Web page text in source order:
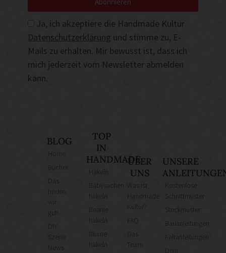
Ja, ich akzeptiere die Handmade Kultur
Datenschutzerklärung und stimme zu, E-
Mails zu erhalten. Mir bewusst ist, dass ich
mich jederzeit vom Newsletter abmelden
kann.
BLOG
gut!
News
TOP
IN
HANDMADE
häkeln
häkeln
ÜBER
UNS
Was ist
Kultur?
Team
UNSERE
Kostenlose
Schnittmuster
Strickmuster
Bauanleitungen
Faltanleitungen